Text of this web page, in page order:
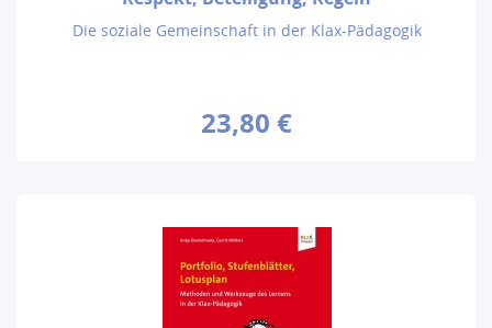
Die soziale Gemeinschaft in der Klax-Pädagogik
23,80 €